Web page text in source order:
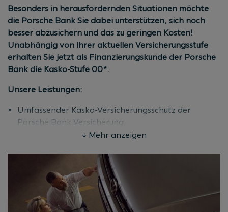
(Kaufvertrags-/Antragsdatum). Mindestnettokredit
50% vom Kaufpreis. Mindestlaufzeit 36 Monate. Stand
08/2026.
Besonders in herausfordernden Situationen möchte
die Porsche Bank Sie dabei unterstützen, sich noch
besser abzusichern und das zu geringen Kosten!
Unabhängig von Ihrer aktuellen Versicherungsstufe
erhalten Sie jetzt als Finanzierungskunde der Porsche
Bank die Kasko-Stufe 00*.
Unsere Leistungen:
Umfassender Kasko-Versicherungsschutz der
Porsche Bank Versicherung
Attraktive Prämie
Versicherung bleiben unverändert
Bedingungen:
Für alle Neu-, Jung- und Gebrauchtwagen aller
↓ Mehr anzeigen